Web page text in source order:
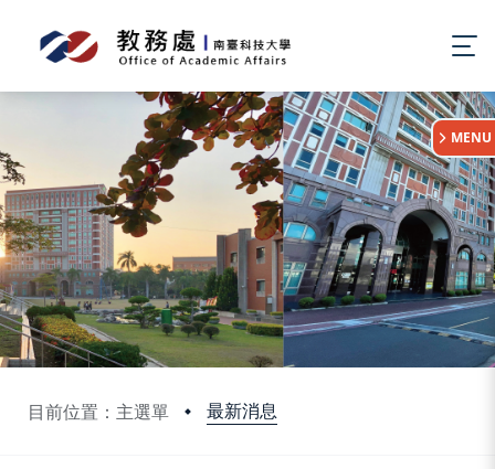
目前位置：主選單 最新消息
:::
MENU